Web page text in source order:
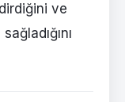
ve